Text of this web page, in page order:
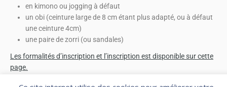
en kimono ou jogging à défaut
un obi (ceinture large de 8 cm étant plus adapté, ou à défaut
une ceinture 4cm)
une paire de zorri (ou sandales)
Les formalités d’inscription et l’inscription est disponible sur cette
page.
En espérant vous voir bientôt,